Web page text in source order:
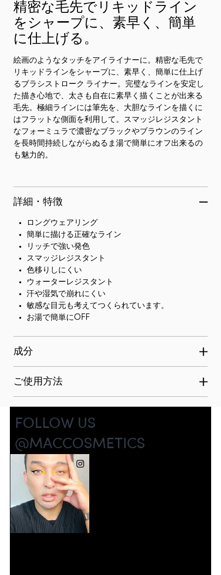
精密な毛先でリキッドライン
をシャープに、素早く、簡単
に仕上げる。
絵画のようなタッチをアイライナーに。精密な毛先で
リキッドラインをシャープに、素早く、簡単に仕上げ
るブラシストローク ライナー。完璧なラインを安定し
た描き心地で、太さも自在に素早く描くことが出来る
毛先。極細ラインには筆先を、大胆なラインを描くに
はフラットな側面を利用して。スマッジレジスタント
なフォーミュラで濃密なブラックやブラウンのライン
を長時間持続しながらぬるま湯で簡単にオフ出来るの
も魅力的。
詳細・特徴
ロングウェアリング
簡単に描ける正確なライン
リッチで強い発色
スマッジレジスタント
色移りしにくい
ウォーターレジスタント
汗や湿気で崩れにくい
敏感な目元も考えてつくられています。
お湯で簡単にOFF
成分
ご使用方法